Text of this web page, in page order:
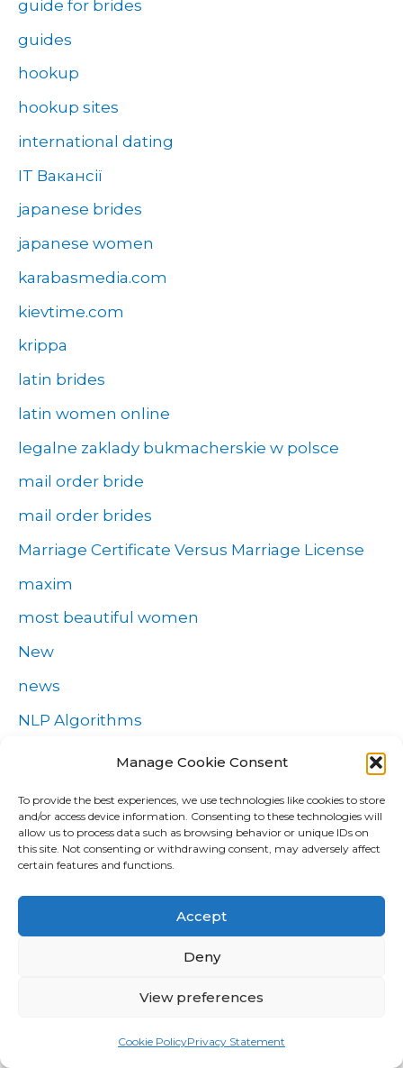
Manage Cookie Consent
To provide the best experiences, we use technologies like cookies to store
and/or access device information. Consenting to these technologies will
allow us to process data such as browsing behavior or unique IDs on
this site. Not consenting or withdrawing consent, may adversely affect
certain features and functions.
Accept
Deny
View preferences
Cookie PolicyPrivacy Statement
guide for brides
guides
hookup
hookup sites
international dating
IT Вакансії
japanese brides
japanese women
karabasmedia.com
kievtime.com
krippa
latin brides
latin women online
legalne zaklady bukmacherskie w polsce
mail order bride
mail order brides
Marriage Certificate Versus Marriage License
maxim
most beautiful women
New
news
NLP Algorithms
NLP software
Overseas Long Distance Relationship
Payday Loans
Software development
Successful Interracial Marriages